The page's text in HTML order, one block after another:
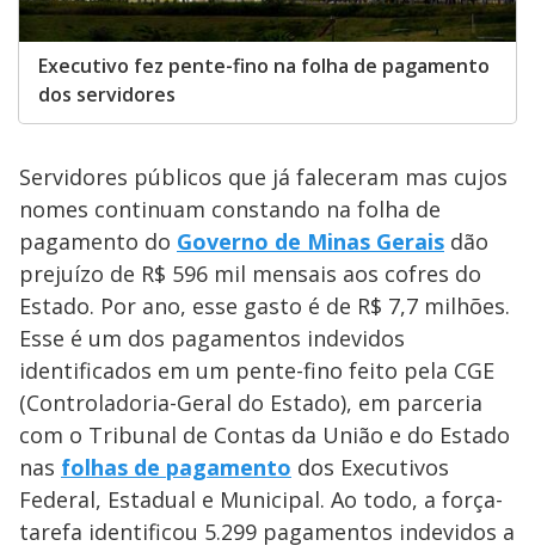
Executivo fez pente-fino na folha de pagamento
dos servidores
Servidores públicos que já faleceram mas cujos
nomes continuam constando na folha de
pagamento do Governo de Minas Gerais dão
prejuízo de R$ 596 mil mensais aos cofres do
Estado. Por ano, esse gasto é de R$ 7,7 milhões.
Esse é um dos pagamentos indevidos
identificados em um pente-fino feito pela CGE
(Controladoria-Geral do Estado), em parceria
com o Tribunal de Contas da União e do Estado
nas folhas de pagamento dos Executivos
Federal, Estadual e Municipal. Ao todo, a força-
tarefa identificou 5.299 pagamentos indevidos a